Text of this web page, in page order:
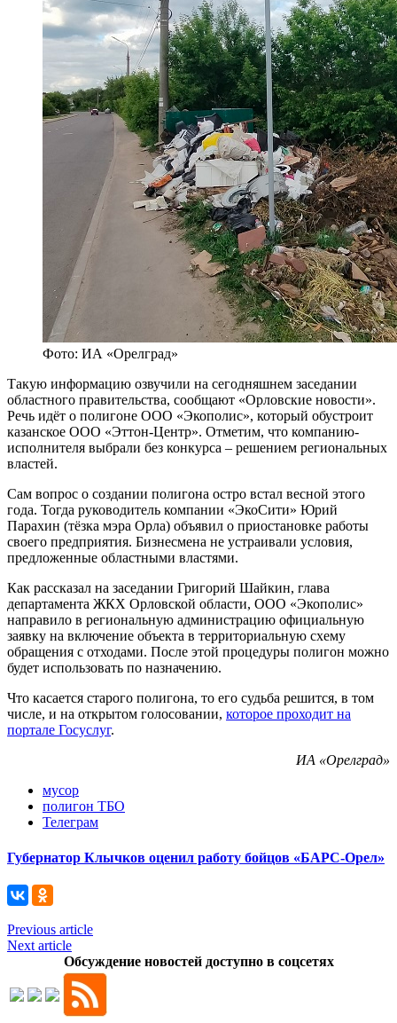
Фото: ИА «Орелград»
Такую информацию озвучили на сегодняшнем заседании
областного правительства, сообщают «Орловские новости».
Речь идёт о полигоне ООО «Экополис», который обустроит
казанское ООО «Эттон-Центр». Отметим, что компанию-
исполнителя выбрали без конкурса – решением региональных
властей.
Сам вопрос о создании полигона остро встал весной этого
года. Тогда руководитель компании «ЭкоСити» Юрий
Парахин (тёзка мэра Орла) объявил о приостановке работы
своего предприятия. Бизнесмена не устраивали условия,
предложенные областными властями.
Как рассказал на заседании Григорий Шайкин, глава
департамента ЖКХ Орловской области, ООО «Экополис»
направило в региональную администрацию официальную
заявку на включение объекта в территориальную схему
обращения с отходами. После этой процедуры полигон можно
будет использовать по назначению.
Что касается старого полигона, то его судьба решится, в том
числе, и на открытом голосовании, которое проходит на
портале Госуслуг.
ИА «Орелград»
мусор
полигон ТБО
Телеграм
Губернатор Клычков оценил работу бойцов «БАРС-Орел»
Previous article
Next article
Обсуждение новостей доступно в соцсетях